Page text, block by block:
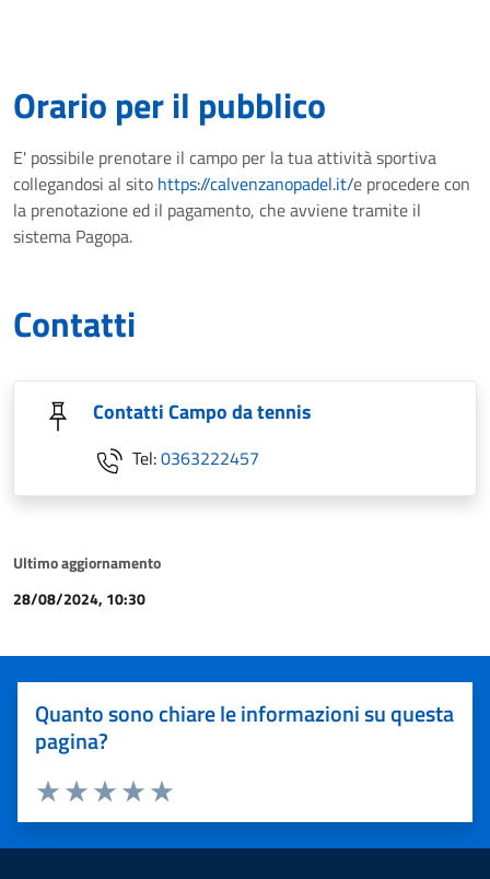
Orario per il pubblico
E' possibile prenotare il campo per la tua attività sportiva
collegandosi al sito https://calvenzanopadel.it/e procedere con
la prenotazione ed il pagamento, che avviene tramite il
sistema Pagopa.
Contatti
Contatti Campo da tennis
Tel:0363222457
Ultimo aggiornamento
28/08/2024, 10:30
Quanto sono chiare le informazioni su questa
pagina?
Valuta 5 stelle su 5
Valuta 4 stelle su 5
Valuta 3 stelle su 5
Valuta 2 stelle su 5
Valuta 1 stelle su 5